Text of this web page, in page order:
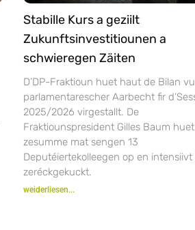
Stabille Kurs a geziilt
Zukunftsinvestitiounen a
schwieregen Zäiten
D’DP-Fraktioun huet haut de Bilan
parlamentarescher Aarbecht fir
2025/2026 virgestallt. De
Fraktiounspresident Gilles Baum huet
zesumme mat sengen 13
Deputéiertekolleegen op en
zeréckgekuckt.
weiderliesen...